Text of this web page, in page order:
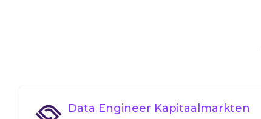
Data Engineer Kapitaalmarkten